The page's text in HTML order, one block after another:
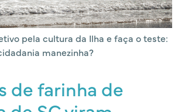
pela cultura da Ilha e faça o teste:
manezinha?
de farinha de